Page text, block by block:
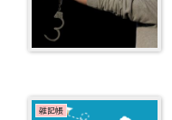
雑記帳